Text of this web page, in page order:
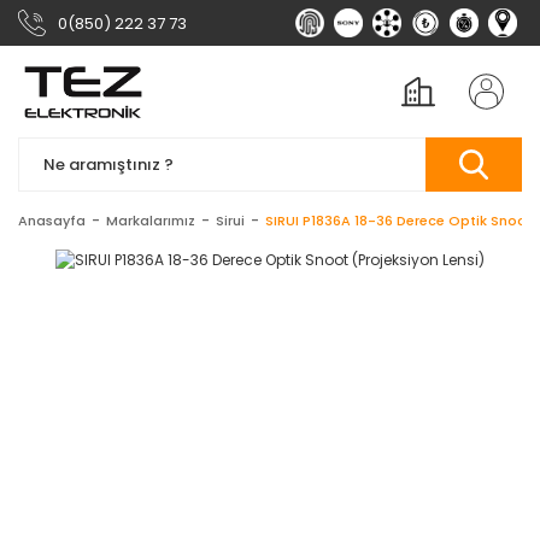
0(850) 222 37 73
Anasayfa Markalarımız Sirui SIRUI P1836A 18-36 Derece Optik